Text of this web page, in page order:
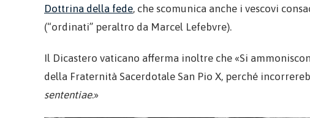
Dottrina della fede, che scomunica anche i vescovi
(“ordinati” peraltro da Marcel Lefebvre).
Il Dicastero vaticano afferma inoltre che «Si
della Fraternità Sacerdotale San Pio X, perché
sententiae.»